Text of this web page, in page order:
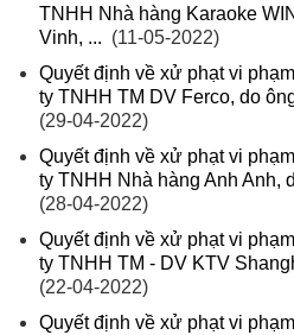
TNHH Nhà hàng Karaoke
Vinh, ... (11-05-2022)
Quyết định về xử phạt vi
ty TNHH TM DV Ferco, do
(29-04-2022)
Quyết định về xử phạt vi
ty TNHH Nhà hàng Anh Anh,
(28-04-2022)
Quyết định về xử phạt vi
ty TNHH TM - DV KTV
(22-04-2022)
Quyết định về xử phạt vi